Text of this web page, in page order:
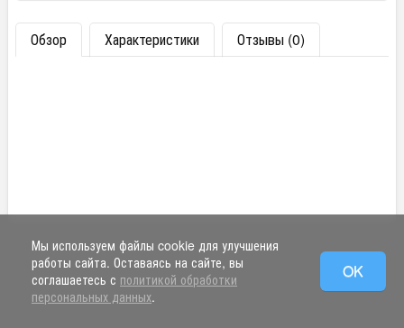
Обзор Характеристики Отзывы (0)
Мы используем файлы cookie для улучшения
работы сайта. Оставаясь на сайте, вы
соглашаетесь с политикой обработки
персональных данных.
OK